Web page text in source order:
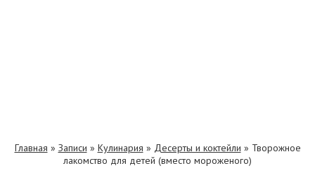
Главная » Записи » Кулинария » Десерты и коктейли » Творожное
лакомство для детей (вместо мороженого)